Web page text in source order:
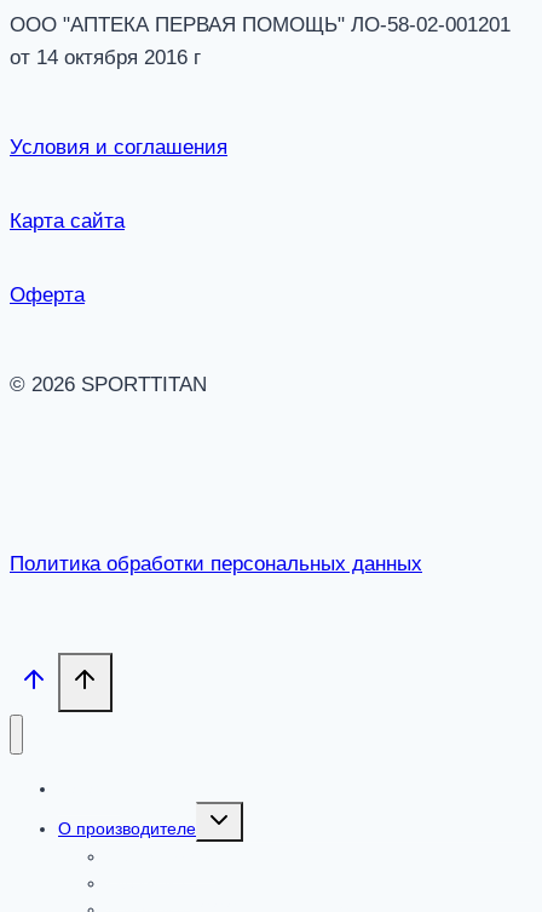
ООО "АПТЕКА ПЕРВАЯ ПОМОЩЬ" ЛО-58-02-001201
от 14 октября 2016 г
Условия и соглашения
Карта сайта
Оферта
© 2026 SPORTTITAN
Политика обработки персональных данных
О производителе
Toggle